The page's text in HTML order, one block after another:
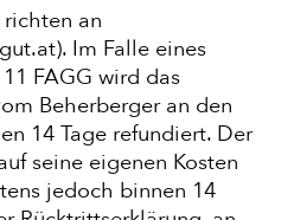
an
Im Falle eines
FAGG wird das
Beherberger an den
14 Tage refundiert. Der
seine eigenen Kosten
jedoch binnen 14